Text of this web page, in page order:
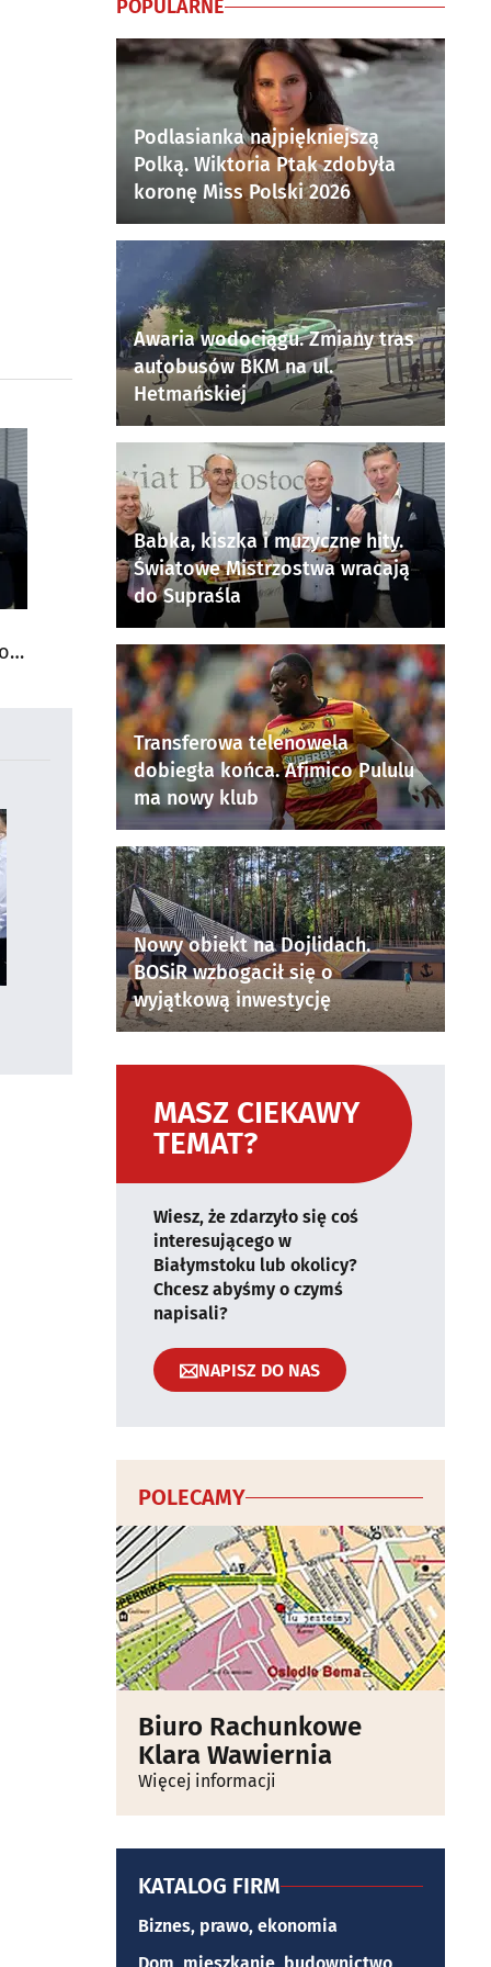
POPULARNE
Podlasianka najpiękniejszą
Polką. Wiktoria Ptak zdobyła
koronę Miss Polski 2026
Awaria wodociągu. Zmiany tras
autobusów BKM na ul.
Hetmańskiej
Babka, kiszka i muzyczne hity.
Światowe Mistrzostwa wracają
do Supraśla
Transferowa telenowela
dobiegła końca. Afimico Pululu
ma nowy klub
Nowy obiekt na Dojlidach.
BOSiR wzbogacił się o
wyjątkową inwestycję
MASZ CIEKAWY
TEMAT?
Wiesz, że zdarzyło się coś
interesującego w
Białymstoku lub okolicy?
Chcesz abyśmy o czymś
napisali?
NAPISZ DO NAS
POLECAMY
Biuro Rachunkowe
Klara Wawiernia
Więcej informacji
KATALOG FIRM
Biznes, prawo, ekonomia